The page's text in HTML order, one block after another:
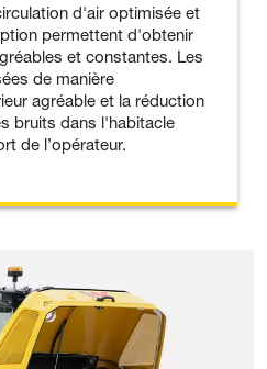
d'air optimisée et
permettent d'obtenir
et constantes. Les
de manière
agréable et la réduction
bruits dans l'habitacle
de l’opérateur.